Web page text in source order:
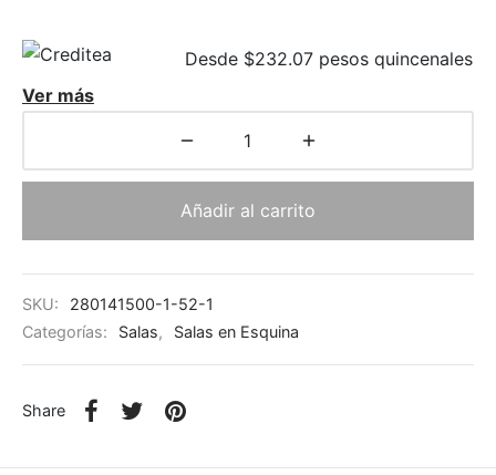
Desde $232.07 pesos quincenales
Ver más
Añadir al carrito
SKU:
280141500-1-52-1
Categorías:
Salas, Salas en Esquina
Share